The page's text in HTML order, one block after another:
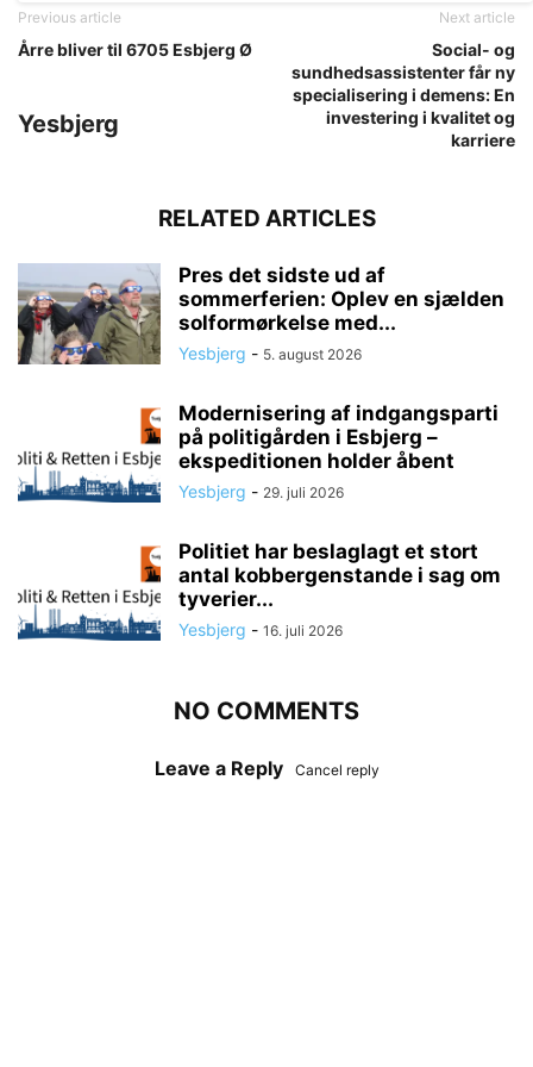
Previous article
Årre bliver til 6705 Esbjerg Ø
Next article
Social- og
sundhedsassistenter får ny
specialisering i demens: En
investering i kvalitet og
karriere
Yesbjerg
RELATED ARTICLES
Pres det sidste ud af
sommerferien: Oplev en sjælden
solformørkelse med...
Yesbjerg - 5. august 2026
Modernisering af indgangsparti
på politigården i Esbjerg –
ekspeditionen holder åbent
Yesbjerg - 29. juli 2026
Politiet har beslaglagt et stort
antal kobbergenstande i sag om
tyverier...
Yesbjerg - 16. juli 2026
NO COMMENTS
Leave a Reply Cancel reply